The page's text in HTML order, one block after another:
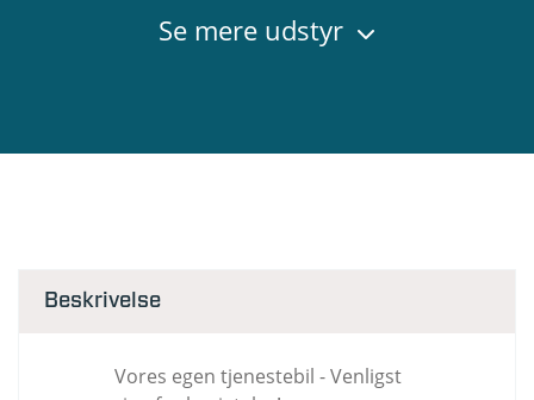
Se mere udstyr
Beskrivelse
Vores egen tjenestebil - Venligst